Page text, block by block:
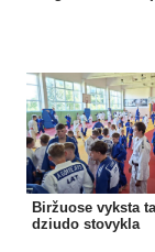
Biržuose vyksta
dziudo stovykla